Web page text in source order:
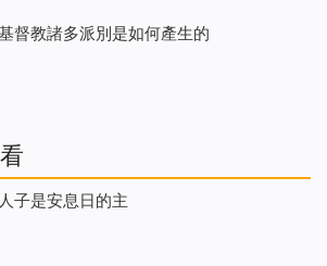
督教諸多派別是如何產生的
人子是安息日的主